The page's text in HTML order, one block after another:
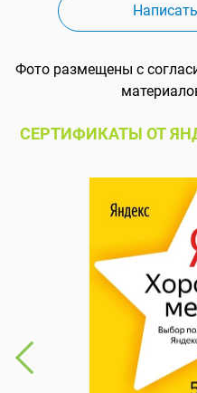
Фото размещены с
СЕРТИФИКАТЫ ОТ